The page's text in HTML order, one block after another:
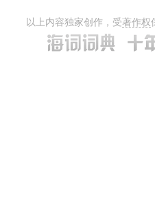
以上内容独家创作，受著作权